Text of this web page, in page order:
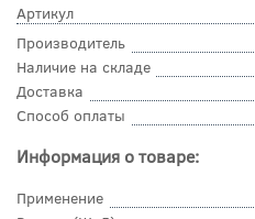
Артикул
Производитель
Наличие на складе
Доставка
Способ оплаты
Информация о товаре:
Применение